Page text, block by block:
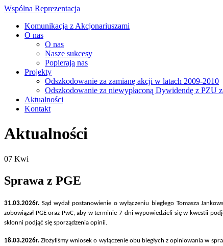
Wspólna Reprezentacja
Komunikacja z Akcjonariuszami
O nas
O nas
Nasze sukcesy
Popierają nas
Projekty
Odszkodowanie za zamianę akcji w latach 2009-2010
Odszkodowanie za niewypłaconą Dywidendę z PZU
Aktualności
Kontakt
Aktualności
07 Kwi
Sprawa z PGE
31.03.2026r. Sąd wydał postanowienie o wyłączeniu biegłego Tomasza
zobowiązał PGE oraz PwC, aby w terminie 7 dni wypowiedzieli się w kwestii
skłonni podjąć się sporządzenia opinii.
18.03.2026r. Złożyliśmy wniosek o wyłączenie obu biegłych z opiniowania w